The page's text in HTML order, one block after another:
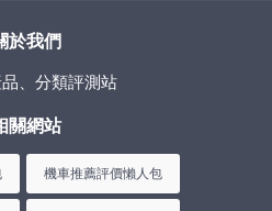
於我們
、分類評測站
關網站
機車推薦評價懶人包